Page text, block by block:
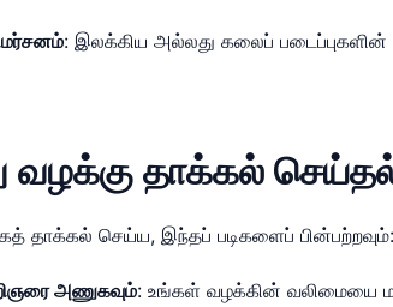
: இலக்கிய அல்லது கலைப் படைப்புகளின்
வழக்கு தாக்கல்
தாக்கல் செய்ய, இந்தப் படிகளைப் பின்பற்றவும்:
அணுகவும்: உங்கள் வழக்கின் வலிமையை